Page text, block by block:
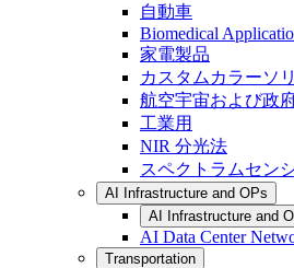
自動車
Biomedical
家電製品
カスタムカラーソ
航空宇宙および政
工業用
NIR 分光法
スペクトラムセン
AI Infrastructure and OPs
AI Infrastructure and
AI Data Center
Transportation